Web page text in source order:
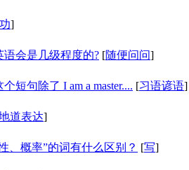
]
会是几级程度的? [随便问问]
短句除了 I am a master.... [习语谚语]
道表达]
、概率”的词有什么区别？ [写]